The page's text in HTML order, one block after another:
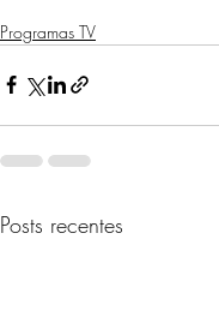
Programas TV
Posts recentes